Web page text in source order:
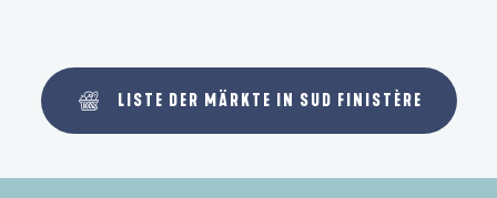
LISTE DER MÄRKTE IN SUD FINISTÈRE